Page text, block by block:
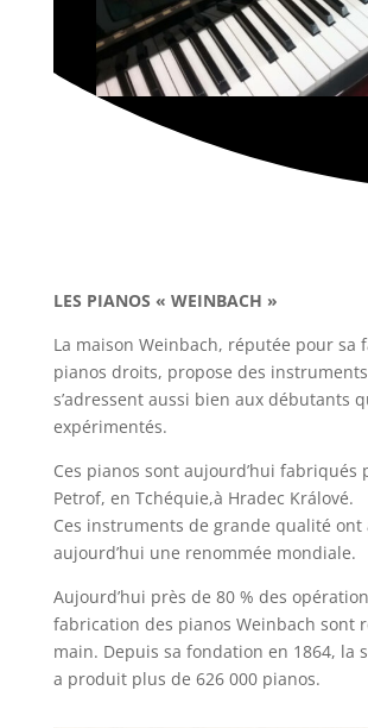
LES PIANOS « WEINBACH »
La maison Weinbach, réputée pour sa
pianos droits, propose des
s’adressent aussi bien aux débutants
expérimentés.
Ces pianos sont aujourd’hui fabriqués
Petrof, en Tchéquie,à Hradec Králové.
Ces instruments de grande qualité
aujourd’hui une renommée mondiale.
Aujourd’hui près de 80 % des
fabrication des pianos Weinbach sont
main. Depuis sa fondation en 1864, la
a produit plus de 626 000 pianos.